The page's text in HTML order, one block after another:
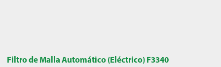
Filtro de Malla Automático (Eléctrico) F3340